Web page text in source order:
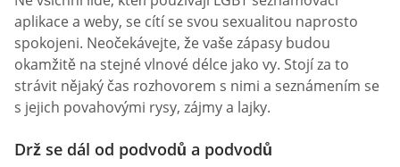
aplikace a weby, se cítí se svou sexualitou naprosto
spokojeni. Neočekávejte, že vaše zápasy budou
okamžitě na stejné vlnové délce jako vy. Stojí za to
strávit nějaký čas rozhovorem s nimi a seznámením se
s jejich povahovými rysy, zájmy a lajky.
Drž se dál od podvodů a podvodů